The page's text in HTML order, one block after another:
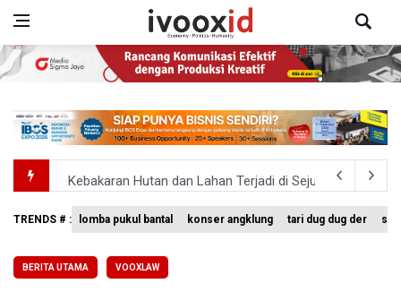
Kebakaran Hutan dan Lahan Terjadi di Sejumlah
TNI Gelar Latihan Kesiapsiagaan Penanggulangan
BPS Sebut Sensus Ekonomi 2026 untuk Perbarui Data
TRENDS # : lomba pukul bantal konser angklung tari dug dug der
BERITA UTAMA VOOXLAW